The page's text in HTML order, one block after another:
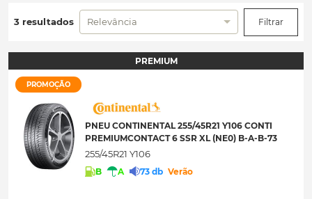
3 resultados Relevância Filtrar
PREMIUM
PROMOÇÃO
PNEU CONTINENTAL 255/45R21 Y106 CONTI
PREMIUMCONTACT 6 SSR XL (NE0) B-A-B-73
255/45R21 Y106
B A 73 db Verão